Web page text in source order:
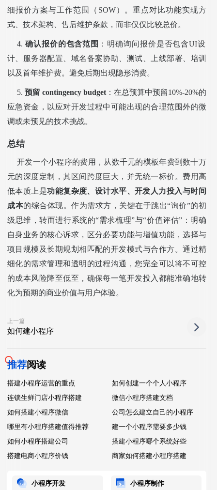
细报价方案与工作范围（SOW）。重点对比功能实现方
式、技术架构、售后维护条款，而非仅仅比较总价。
4. 确认报价的包含范围
：明确询问报价是否包含UI设
计、服务器配置、域名备案协助、测试、上线部署、培训
以及首年维护费。避免后期出现隐形消费。
5. 预留 contingency budget ：在总预算中预留10%-20%的
应急资金，以应对开发过程中可能出现的合理范围外的微
调或未预见的技术挑战。
总结
开发一个小程序的费用，从数千元的模板年费到数十万
元的深度定制，其区间跨度巨大，并无统一标价。费用高
低本质上是功能复杂度、设计水平、开发人力投入与时间
成本的综合体现。作为需求方，关键在于跳出“询价”的初
级思维，转而进行系统的“需求梳理”与“价值评估”：明确
自身业务的核心诉求，区分必要功能与增值功能，选择与
项目规模及长期规划相匹配的开发模式与合作方。通过精
细化的需求管理和透明的过程沟通，您完全可以将不可控
的成本风险降至低至，确保每一笔开发投入都能准确地转
化为预期的商业价值与用户体验。
上一篇
如何建小程序
推荐阅读
搭建小程序运营的重点
如何创建一个个人小程序
连锁生鲜门店小程序搭建
微信小程序搭建文档
如何搭建小程序微信
公司怎么建立自己的小程序
哪里有小程序搭建值得推荐
建一个小程序需要多少钱
如何小程序搭建公司
搭建小程序哪个系统好些
搭建电商小程序价钱
商家如何搭建小程序搭建
小程序开发 小程序制作